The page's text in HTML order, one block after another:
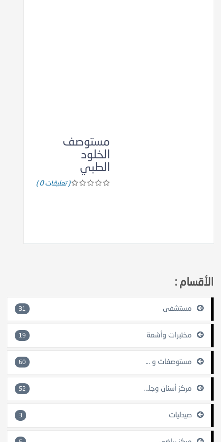
مستوصف
الخلود
الطبي
( تعليقات 0 )
الأقسام :
مستشفى 31
مختبرات وأشعة 19
مستوصفات و مراكز طبية 60
مركز أسنان وجلدية 52
صيدليات 3